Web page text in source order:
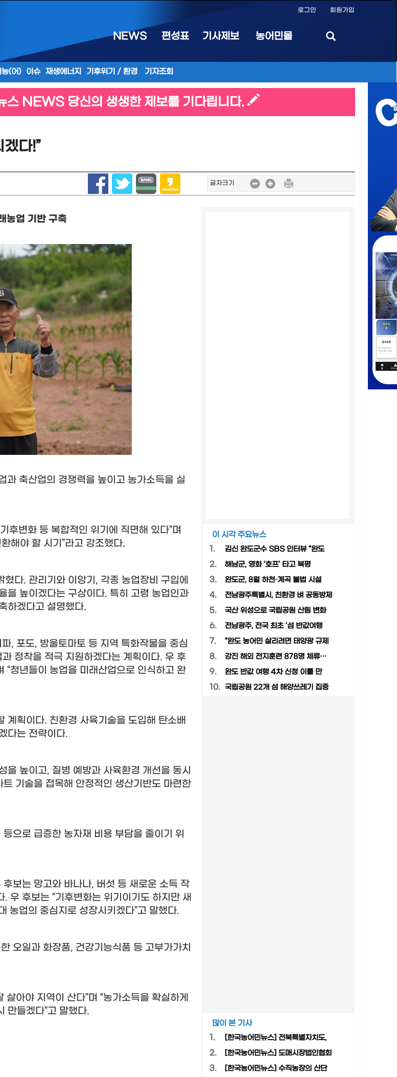
로그인 회원가입
NEWS 편성표 기사제보 농어민몰
농(어) 이슈 재생에너지 기후위기 / 환경 기자조회
스 NEWS 당신의 생생한 제보를 기다립니다.
다!”
글자크기
농업 기반 구축
과 축산업의 경쟁력을 높이고 농가소득을 실
기후변화 등 복합적인 위기에 직면해 있다”며
해야 할 시기 ”라고 강조했다.
혔다. 관리기와 이앙기 , 각종 농업장비 구입에
을 높이겠다는 구상이다. 특히 고령 농업인과
하겠다고 설명했다.
파, 포도, 방울토마토 등 지역 특화작물을 중심
정착을 적극 지원하겠다는 계획이다. 우 후
“청년들이 농업을 미래산업으로 인식하고 완
계획이다. 친환경 사육기술을 도입해 탄소배
다는 전략이다.
을 높이고, 질병 예방과 사육환경 개선을 동시
기술을 접목해 안정적인 생산기반도 마련한
으로 급증한 농자재 비용 부담을 줄이기 위
후보는 망고와 바나나, 버섯 등 새로운 소득 작
. 우 후보는 “기후변화는 위기이기도 하지만 새
농업의 중심지로 성장시키겠다”고 말했다.
오일과 화장품, 건강기능식품 등 고부가가치
살아야 지역이 산다”며 “농가소득을 확실하게
만들겠다”고 말했다.
이 시각 주요뉴스
1.
김신 완도군수 SBS 인터뷰 “완도
2. 해남군, 영화 ‘호프’ 타고 북평
3. 완도군, 8월 하천·계곡 불법 시설
4. 전남광주특별시, 친환경 벼 공동방제
5. 국산 위성으로 국립공원 산림 변화
6. 전남광주, 전국 최초 ‘섬 반값여행
7. “완도 농어민 살리려면 태양광 규제
8. 강진 해외 전지훈련 878명 체류…
9. 완도 반값 여행 4차 신청 이틀 만
10. 국립공원 22개 섬 해양쓰레기 집중
많이 본 기사
1.
[한국농어민뉴스] 전북특별자치도,
2. [한국농어민뉴스] 도매시장법인협회
3. [한국농어민뉴스] 수직농장의 산단